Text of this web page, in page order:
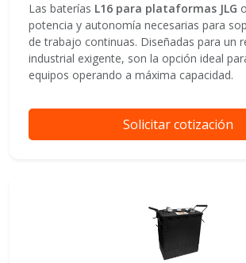
Las baterías L16 para plataformas JLG
potencia y autonomía necesarias para
de trabajo continuas. Diseñadas para un
industrial exigente, son la opción ideal
equipos operando a máxima capacidad.
Solicitar cotización